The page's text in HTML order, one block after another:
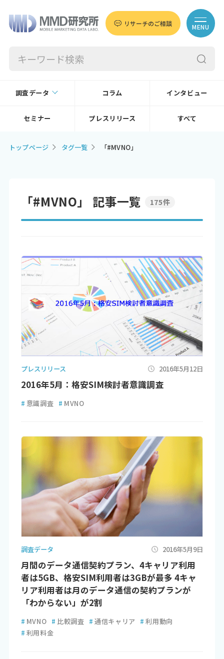
リサーチのご相談 MENU
調査データ コラム インタビュー
セミナー プレスリリース すべて
トップページ タグ一覧 「#MVNO」
「#MVNO」 記事一覧 175件
プレスリリース 2016年5月12日
2016年5月：格安SIM検討者意識調査
# 意識調査 # MVNO
調査データ 2016年5月9日
月間のデータ通信契約プラン、4キャリア利用
者は5GB、格安SIM利用者は3GBが最多 4キャ
リア利用者は月のデータ通信の契約プランが
「わからない」が2割
# MVNO # 比較調査 # 通信キャリア # 利用動向
# 利用料金